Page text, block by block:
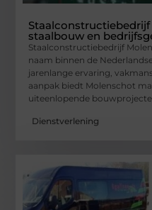
staalbouw en
Staalconstructiebedrijf
naam binnen de
jarenlange ervaring,
aanpak biedt Molenschot
uiteenlopende
Dienstverlening